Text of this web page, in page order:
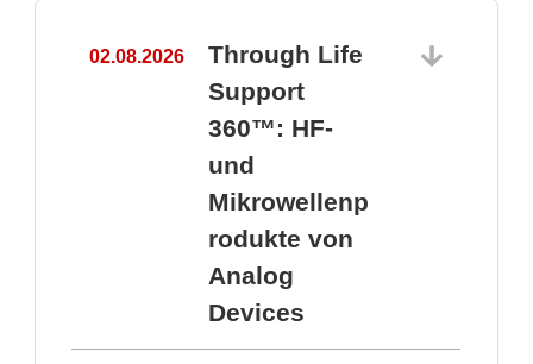
02.08.2026
Through Life
Support
360™: HF-
und
Mikrowellenp
rodukte von
Analog
Devices